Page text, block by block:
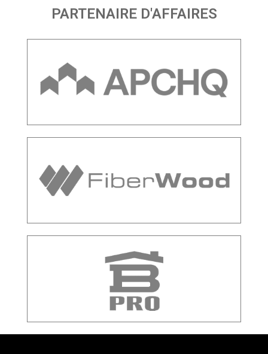
PARTENAIRE D'AFFAIRES